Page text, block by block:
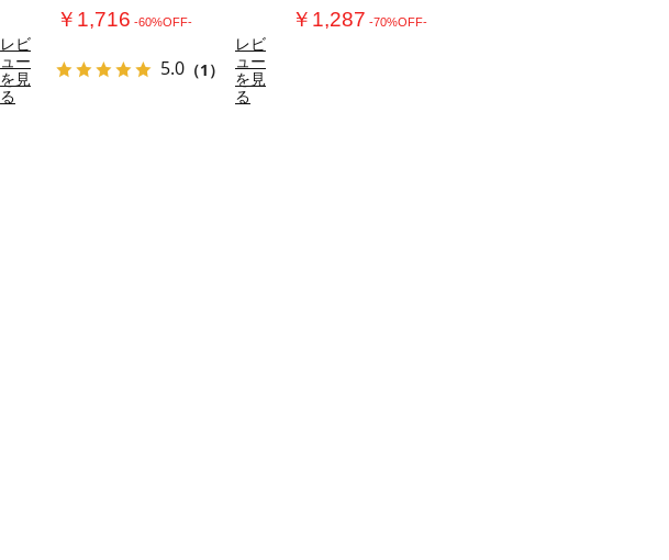
レビ
ュー
を見
る
￥1,716 -60%OFF-
5.0 （1）
レビ
ュー
を見
る
￥1,287 -70%OFF-